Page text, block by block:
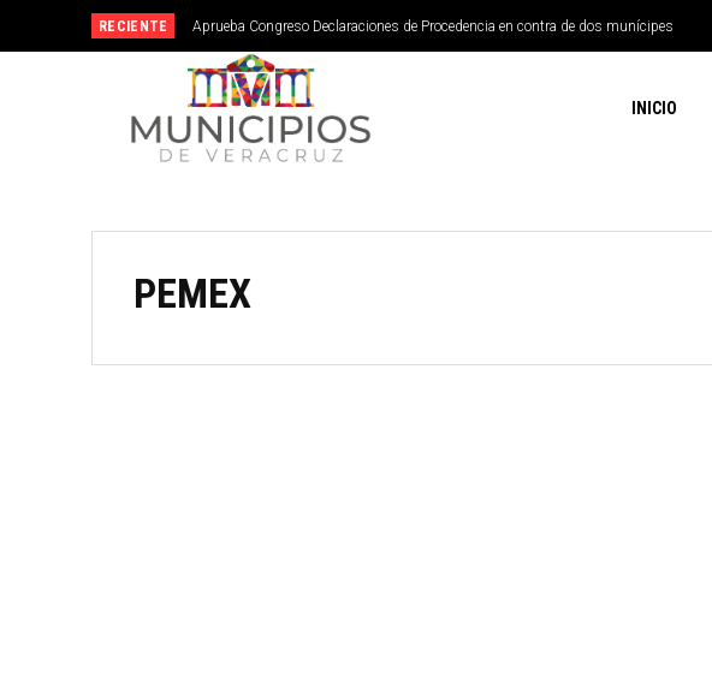
RECIENTE Aprueba Congreso Declaraciones de Procedencia en contra de dos munícipes
Veracruz abrirá su primera Escuela de Servicios Turísticos: clases inician el 2 de
septiembre
INICIO
PEMEX